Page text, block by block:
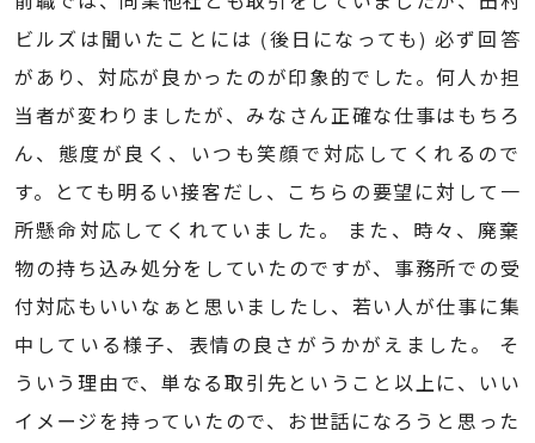
ビルズは聞いたことには (後日になっても) 必ず回答
があり、対応が良かったのが印象的でした。何人か担
当者が変わりましたが、みなさん正確な仕事はもちろ
ん、態度が良く、いつも笑顔で対応してくれるので
す。とても明るい接客だし、こちらの要望に対して一
所懸命対応してくれていました。 また、時々、廃棄
物の持ち込み処分をしていたのですが、事務所での受
付対応もいいなぁと思いましたし、若い人が仕事に集
中している様子、表情の良さがうかがえました。 そ
ういう理由で、単なる取引先ということ以上に、いい
イメージを持っていたので、お世話になろうと思った